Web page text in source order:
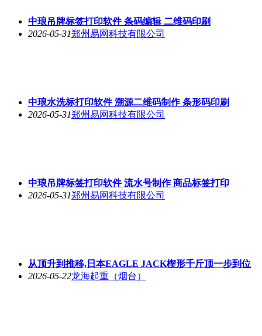
中琅吊牌标签打印软件 条码编辑 二维码印刷
2026-05-31郑州易网科技有限公司
中琅水洗标打印软件 溯源二维码制作 条形码印刷
2026-05-31郑州易网科技有限公司
中琅吊牌标签打印软件 流水号制作 商品标签打印
2026-05-31郑州易网科技有限公司
从顶升到推移,日本EAGLE JACK楔形千斤顶一步到位
2026-05-22龙海起重（烟台）